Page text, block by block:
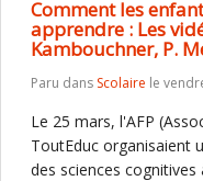
Comment les
apprendre : Les
Kambouchner, P.
Paru dans Scolaire le
Le 25 mars, l'AFP
ToutEduc organisaient
des sciences cognitives